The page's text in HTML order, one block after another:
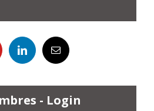
- Login